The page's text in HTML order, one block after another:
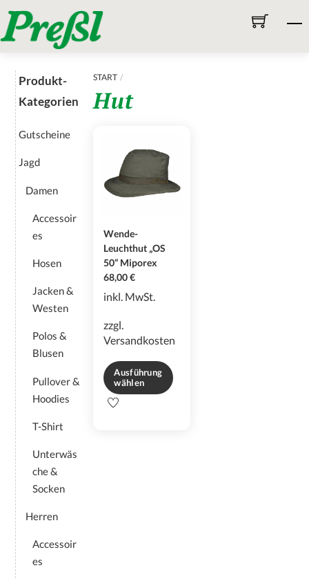
to
content
START
Hut
Wende-
Leuchthut „OS
50“ Miporex
68,00€
inkl. MwSt.
zzgl.
Versandkosten
Ausführung
wählen
Dieses
Produkt-
Kategorien
Gutscheine
Jagd
Damen
Accessoir
es
Hosen
Jacken &
Westen
Polos &
Blusen
Pullover &
Hoodies
T-Shirt
Unterwäs
che &
Socken
Herren
Accessoir
es